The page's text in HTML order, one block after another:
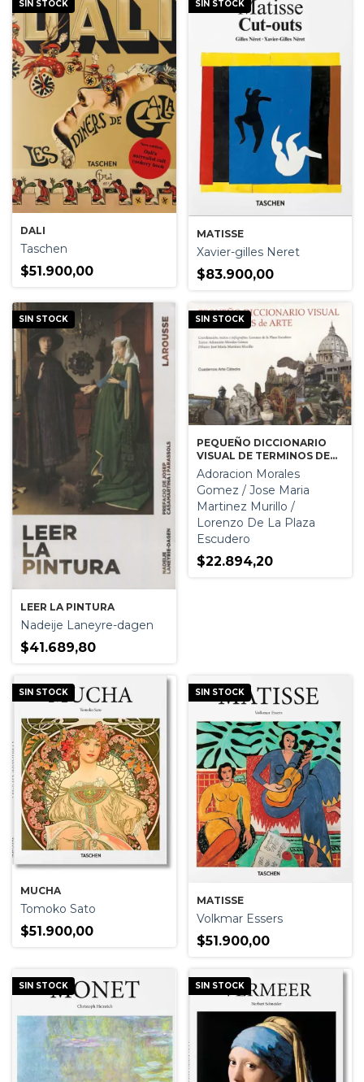
SIN STOCK
DALI
Taschen
$51.900,00
SIN STOCK
MATISSE
Xavier-gilles Neret
$83.900,00
SIN STOCK
LEER LA PINTURA
Nadeije Laneyre-dagen
$41.689,80
SIN STOCK
PEQUEÑO DICCIONARIO
VISUAL DE TERMINOS DE
ARTE
Adoracion Morales
Gomez / Jose Maria
Martinez Murillo /
Lorenzo De La Plaza
Escudero
$22.894,20
SIN STOCK
MUCHA
Tomoko Sato
$51.900,00
SIN STOCK
MATISSE
Volkmar Essers
$51.900,00
SIN STOCK SIN STOCK